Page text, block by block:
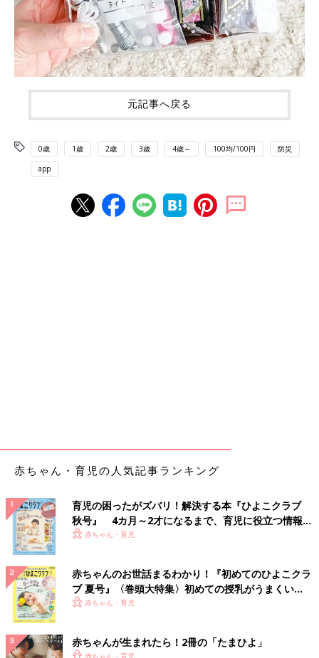
元記事へ戻る
0歳 1歳 2歳 3歳 4歳～ 100均/100円 防災
app
赤ちゃん・育児の人気記事ランキング
育児の困ったがズバリ！解決する本『ひよこクラブ
秋号』 4カ月～2才になるまで、育児に役立つ情報が
いっぱい！
赤ちゃん・育児
赤ちゃんのお世話まるわかり！『初めてのひよこクラ
ブ 夏号』〈巻頭大特集〉初めての授乳がうまくい
く！ おっぱい・ミルクの基本と夏のトラブル 解決テ
赤ちゃん・育児
赤ちゃんが生まれたら！2冊の「たまひよ」
赤ちゃん・育児